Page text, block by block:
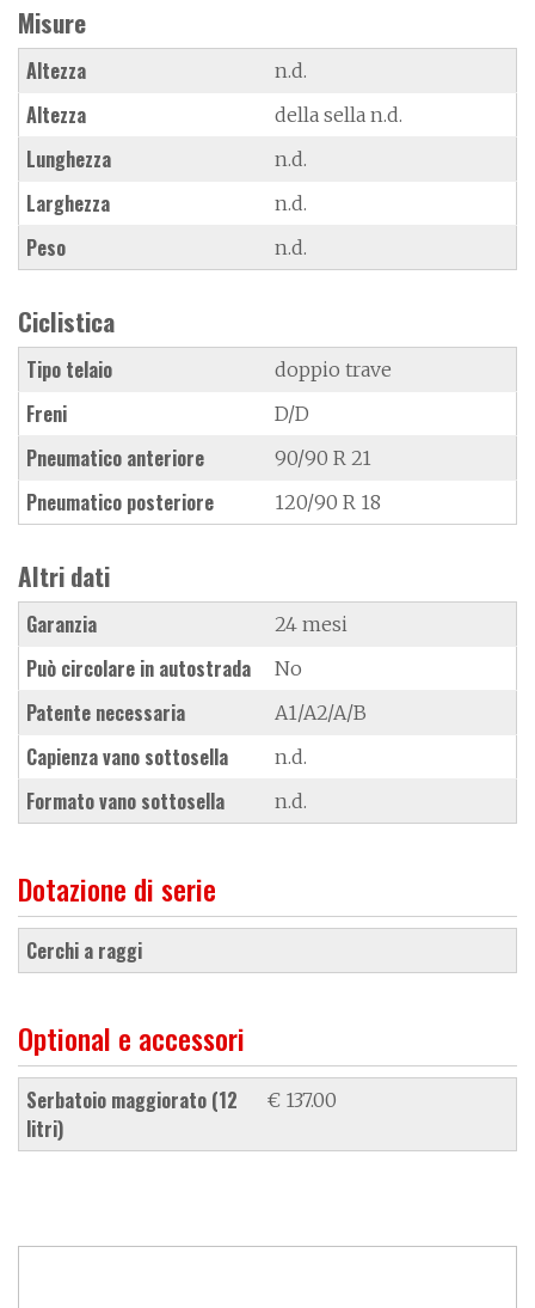
Misure
Altezza n.d.
Altezza della sella n.d.
Lunghezza n.d.
Larghezza n.d.
Peso n.d.
Ciclistica
Tipo telaio doppio trave
Freni D/D
Pneumatico anteriore 90/90 R 21
Pneumatico posteriore 120/90 R 18
Altri dati
Garanzia 24 mesi
Può circolare in autostrada No
Patente necessaria A1/A2/A/B
Capienza vano sottosella n.d.
Formato vano sottosella n.d.
Dotazione di serie
cerchi a raggi
Optional e accessori
serbatoio maggiorato (12
litri)
€ 137.00